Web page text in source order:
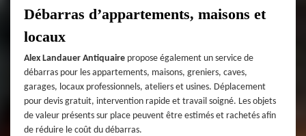
Débarras d’appartements, maisons et
locaux
Alex Landauer Antiquaire propose également un service de
débarras pour les appartements, maisons, greniers, caves,
garages, locaux professionnels, ateliers et usines. Déplacement
pour devis gratuit, intervention rapide et travail soigné. Les objets
de valeur présents sur place peuvent être estimés et rachetés afin
de réduire le coût du débarras.